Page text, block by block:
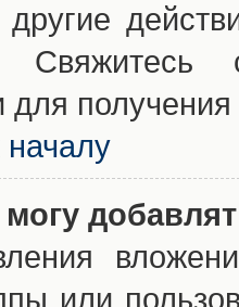
Свяжитесь
получения
началу
или